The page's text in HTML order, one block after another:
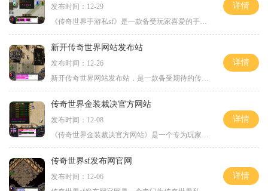
发布时间：12-29
详情
新开传奇世界网站发布站
发布时间：12-26
详情
传奇世界金装裁决官方网站
发布时间：12-08
详情
传奇世界sf发布网官网
发布时间：12-06
详情